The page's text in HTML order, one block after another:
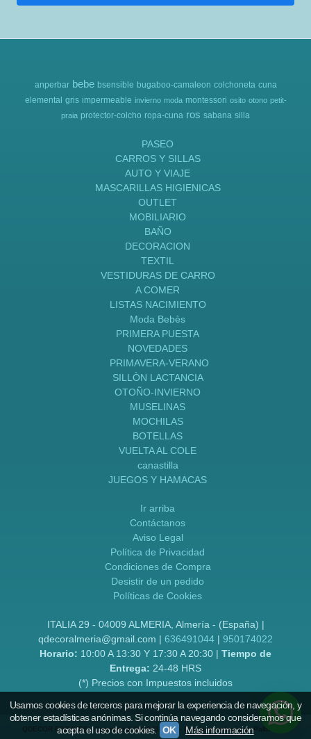
anperbar bebe bsensible bugaboo-camaleon colchoneta cuna
elemental gris impermeable invierno moda montessori osito otono petit-
praia protector-colcho ropa-cuna ros sabana silla
PASEO
CARROS Y SILLAS
AUTO Y VIAJE
MASCARILLAS HIGIENICAS
OUTLET
MOBILIARIO
BAÑO
DECORACION
TEXTIL
VESTIDURAS DE CARRO
A COMER
LISTAS NACIMIENTO
Moda Bebès
PRIMERA PUESTA
NOVEDADES
PRIMAVERA-VERANO
SILLÒN LACTANCIA
OTOÑO-INVIERNO
MUSELINAS
MOCHILAS
BOTELLAS
VUELTA AL COLE
canastilla
JUEGOS Y HAMACAS
Ir arriba
Contáctanos
Aviso Legal
Política de Privacidad
Condiciones de Compra
Desistir de un pedido
Políticas de Cookies
ITALIA 29 - 04009 ALMERIA, Almería - (España) |
qdecoralmeria@gmail.com | 636491044 | 950174022
Horario: 10:00 A 13:30 Y 17:30 A 20:30 | Tiempo de
Entrega: 24-48 HRS
(*) Precios con Impuestos incluidos
QDECOR FOR KIDS- Copyright © 2026 [38760] - Con la tecnología de Palbin.com
Usamos cookies de terceros para mejorar la experiencia de navegación, y
obtener estadísticas anónimas. Si continúa navegando consideramos que
acepta el uso de cookies.
OK Más información